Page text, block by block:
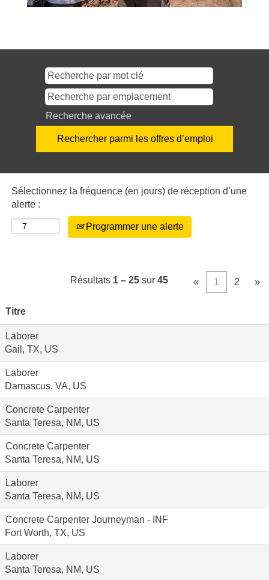
Recherche avancée
Sélectionnez la fréquence (en jours) de réception d’une
alerte :
Programmer une alerte
Résultats 1 – 25 sur 45 « 1 2 »
Titre
Laborer
Gail, TX, US
Laborer
Damascus, VA, US
Concrete Carpenter
Santa Teresa, NM, US
Concrete Carpenter
Santa Teresa, NM, US
Laborer
Santa Teresa, NM, US
Concrete Carpenter Journeyman - INF
Fort Worth, TX, US
Laborer
Santa Teresa, NM, US